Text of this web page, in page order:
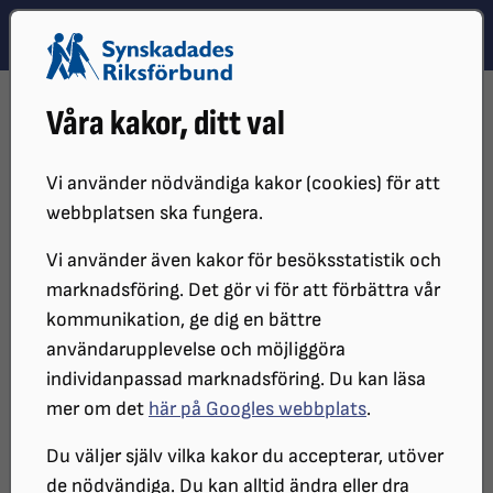
Våra kakor, ditt val
Vi använder nödvändiga kakor (cookies) för att
webbplatsen ska fungera.
Vi använder även kakor för besöksstatistik och
marknadsföring. Det gör vi för att förbättra vår
kommunikation, ge dig en bättre
användarupplevelse och möjliggöra
individanpassad marknadsföring. Du kan läsa
mer om det här på Googles webbplats.
Du väljer själv vilka kakor du accepterar, utöver
de nödvändiga. Du kan alltid ändra eller dra
Hoppa till innehåll
Hoppa till hitta snabbt
SYNSKADADES ISOLERING MÅSTE BRYTAS
Synskadades isolering måste
brytas
Att neka blinda och allvarligt
synskadade livsviktiga insatser som
ledsagning och färdtjänst får stora
inte värdigt vårt samhälle att